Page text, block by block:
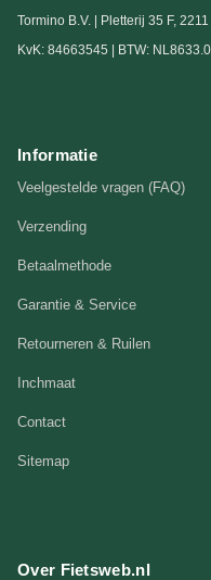
Tormino B.V. | Pletterij 35 F,
KvK: 84663545 | BTW:
Informatie
Veelgestelde vragen (FAQ)
Verzending
Betaalmethode
Garantie & Service
Retourneren & Ruilen
Inchmaat
Contact
Sitemap
Over Fietsweb.nl